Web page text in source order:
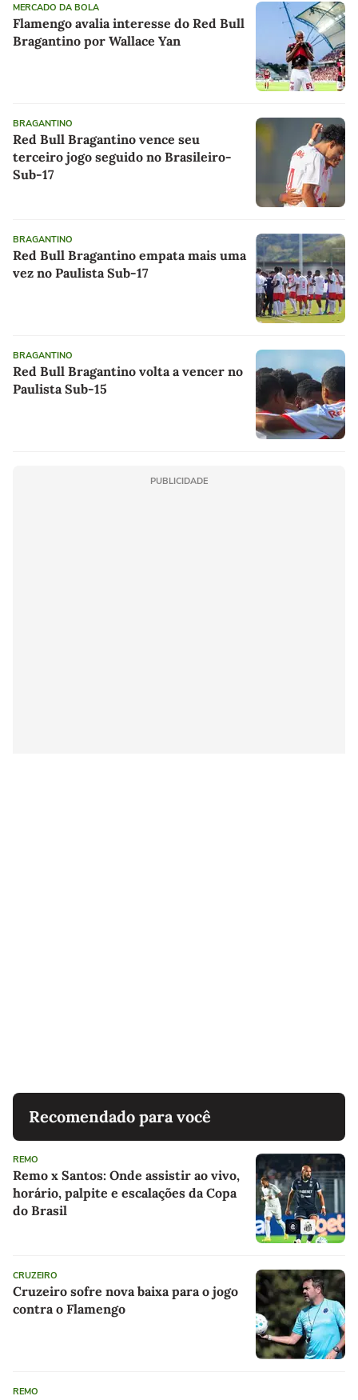
MERCADO DA BOLA
Flamengo avalia interesse do Red Bull
Bragantino por Wallace Yan
BRAGANTINO
Red Bull Bragantino vence seu
terceiro jogo seguido no Brasileiro-
Sub-17
BRAGANTINO
Red Bull Bragantino empata mais uma
vez no Paulista Sub-17
BRAGANTINO
Red Bull Bragantino volta a vencer no
Paulista Sub-15
PUBLICIDADE
Recomendado para você
REMO
Remo x Santos: Onde assistir ao vivo,
horário, palpite e escalações da Copa
do Brasil
CRUZEIRO
Cruzeiro sofre nova baixa para o jogo
contra o Flamengo
REMO